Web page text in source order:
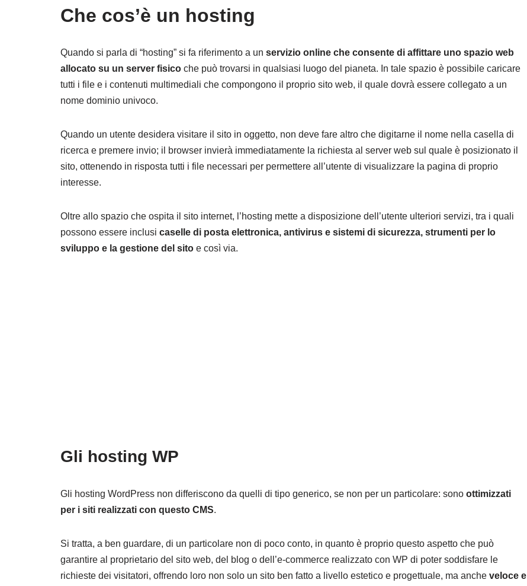
Che cos’è un hosting
Quando si parla di “hosting” si fa riferimento a un servizio online che consente di affittare uno spazio web
allocato su un server fisico che può trovarsi in qualsiasi luogo del pianeta. In tale spazio è possibile caricare
tutti i file e i contenuti multimediali che compongono il proprio sito web, il quale dovrà essere collegato a un
nome dominio univoco.
Quando un utente desidera visitare il sito in oggetto, non deve fare altro che digitarne il nome nella casella di
ricerca e premere invio; il browser invierà immediatamente la richiesta al server web sul quale è posizionato il
sito, ottenendo in risposta tutti i file necessari per permettere all’utente di visualizzare la pagina di proprio
interesse.
Oltre allo spazio che ospita il sito internet, l’hosting mette a disposizione dell’utente ulteriori servizi, tra i quali
possono essere inclusi caselle di posta elettronica, antivirus e sistemi di sicurezza, strumenti per lo
sviluppo e la gestione del sito e così via.
Gli hosting WP
Gli hosting WordPress non differiscono da quelli di tipo generico, se non per un particolare: sono ottimizzati
per i siti realizzati con questo CMS.
Si tratta, a ben guardare, di un particolare non di poco conto, in quanto è proprio questo aspetto che può
garantire al proprietario del sito web, del blog o dell’e-commerce realizzato con WP di poter soddisfare le
richieste dei visitatori, offrendo loro non solo un sito ben fatto a livello estetico e progettuale, ma anche veloce e